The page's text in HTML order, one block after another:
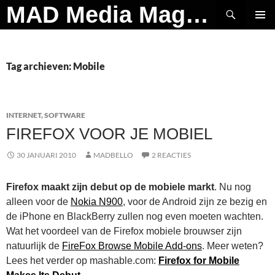
Ga
naar
MAD Media Magazine
Zoeken
Tag archieven: Mobile
INTERNET,SOFTWARE
FIREFOX VOOR JE MOBIEL
30 JANUARI 2010 MADBELLO 2 REACTIES
Firefox maakt zijn debut op de mobiele markt. Nu nog
alleen voor de Nokia N900, voor de Android zijn ze bezig en
de iPhone en BlackBerry zullen nog even moeten wachten.
Wat het voordeel van de Firefox mobiele brouwser zijn
natuurlijk de FireFox Browse Mobile Add-ons. Meer weten?
Lees het verder op mashable.com: Firefox for Mobile